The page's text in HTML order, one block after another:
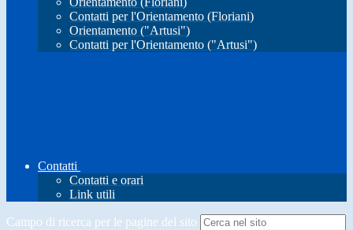
Contatti per l'Orientamento (Floriani)
Orientamento ("Artusi")
Contatti per l'Orientamento ("Artusi")
Contatti
Contatti e orari
Link utili
Campo di ricerca per le pagine del sito